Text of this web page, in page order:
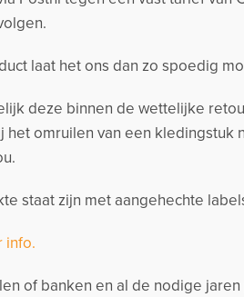
laat het ons dan zo spoedig
deze binnen de wettelijke
omruilen van een
staat zijn met aangehechte
info.
of banken en al de nodige